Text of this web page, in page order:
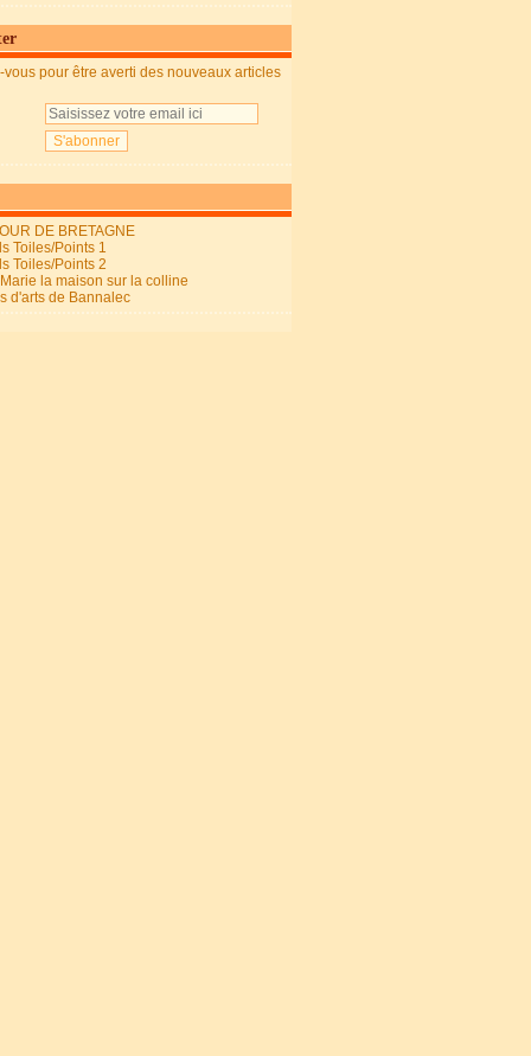
vous pour être averti des nouveaux articles
DE BRETAGNE
Toiles/Points 1
Toiles/Points 2
la maison sur la colline
d'arts de Bannalec